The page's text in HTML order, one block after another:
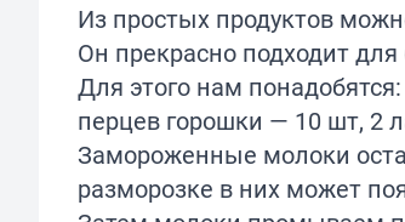
Из простых продуктов
Он прекрасно подходит для
Для этого нам
перцев горошки — 10 шт, 2
Замороженные молоки
разморозке в них может